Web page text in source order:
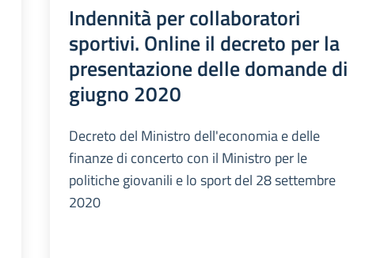
Indennità per collaboratori
sportivi. Online il decreto per la
presentazione delle domande di
giugno 2020
Decreto del Ministro dell'economia e delle
finanze di concerto con il Ministro per le
politiche giovanili e lo sport del 28 settembre
2020